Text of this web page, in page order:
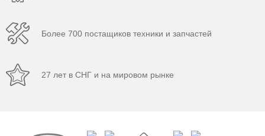
Более 700 постащиков техники и запчастей
27 лет в СНГ и на мировом рынке